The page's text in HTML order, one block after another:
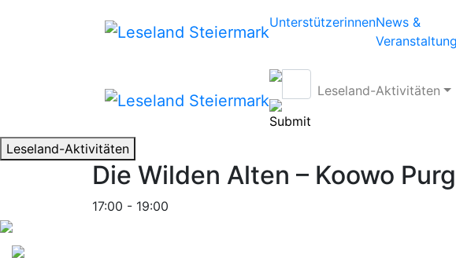
UnterstützerinnenNews &
Leseland-Aktivitäten
Leseland-Aktivitäten
Die Wilden Alten – Koowo
17:00 - 19:00